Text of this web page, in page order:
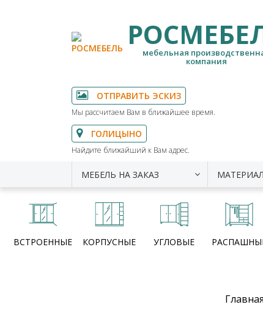
мебельная
компания
ОТПРАВИТЬ ЭСКИЗ
Мы рассчитаем Вам в ближайшее время.
ГОЛИЦЫНО
Найдите ближайший к Вам адрес.
МЕБЕЛЬ НА ЗАКАЗ
ВСТРОЕННЫЕ КОРПУСНЫЕ УГЛОВЫЕ
Главная